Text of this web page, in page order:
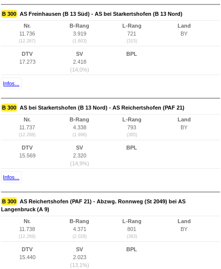
B 300 AS Freinhausen (B 13 Süd) - AS bei Starkertshofen (B 13 Nord)
Nr.
11.736
(12.267)
B-Rang
3.919
(1.603)
L-Rang
721
(315)
Land
BY
DTV
17.273
SV
2.418
(14,0%)
BPL
Infos...
B 300 AS bei Starkertshofen (B 13 Nord) - AS Reichertshofen (PAF 21)
Nr.
11.737
(12.268)
B-Rang
4.338
(1.996)
L-Rang
793
(385)
Land
BY
DTV
15.569
SV
2.320
(14,9%)
BPL
Infos...
B 300 AS Reichertshofen (PAF 21) - Abzwg. Ronnweg (St 2049) bei AS
Langenbruck (A 9)
Nr.
11.738
(12.269)
B-Rang
4.371
(2.028)
L-Rang
801
(393)
Land
BY
DTV
15.440
SV
2.023
(13,1%)
BPL